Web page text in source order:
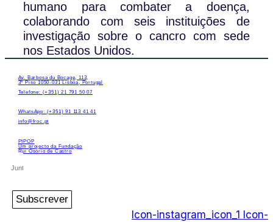
humano para combater a doença,
colaborando com seis instituições de
investigação sobre o cancro com sede
nos Estados Unidos.
Av. Barbosa du Bocage, 113,
3º Piso 1050-031 Lisboa, Portugal
Telefone: (+351) 21 791 50 07
WhatsApp: (+351) 91 113 41 41
info@froc.pt
PIPOP
Um projecto da Fundação
Rui Osório de Castro
Subscrever
Icon-instagram_icon_1
Icon-